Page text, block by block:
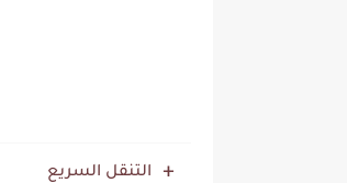
التنقل السريع